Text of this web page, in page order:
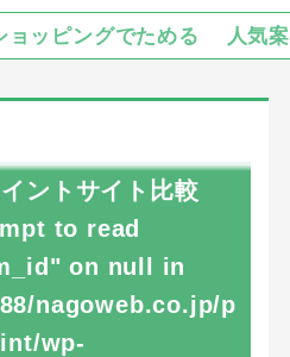
ョッピングでためる 人気
ントサイト比較
to read
on null in
nagoweb.co.jp/p
wp-